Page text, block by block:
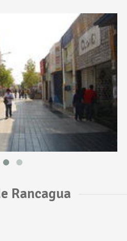
Rancagua